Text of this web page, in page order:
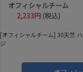
オフィシャルチーム
2,233円 (税込)
[オフィシャルチーム] 30天竺
ジ